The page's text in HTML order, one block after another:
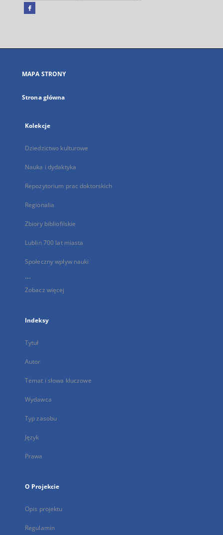
Facebook
się
karcie
MAPA STRONY
Strona główna
Kolekcje
Dziedzictwo kulturowe
Nauka i dydaktyka
Repozytorium prac doktorskich
Regionalia
Zbiory bibliofilskie
Lublin 700 lat miasta
Społeczny wpływ nauki
...
Zobacz więcej
Indeksy
Tytuł
Autor
Temat i słowa kluczowe
Wydawca
Typ zasobu
Język
Prawa
O Projekcie
Opis projektu
Regulamin